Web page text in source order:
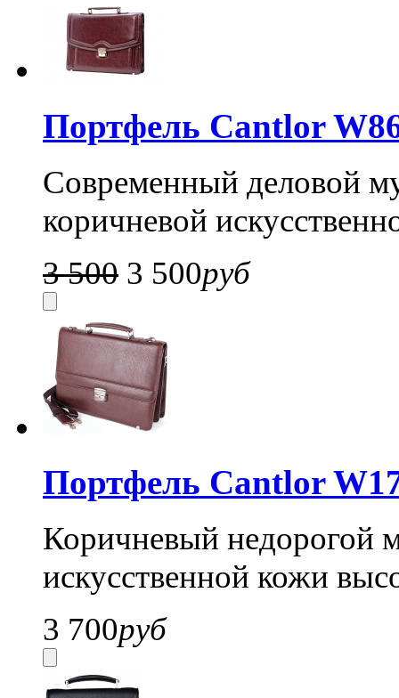
Портфель Cantlor
Современный деловой
коричневой
3 500 3 500руб
Портфель Cantlor
Коричневый недорогой
искусственной кожи
3 700руб